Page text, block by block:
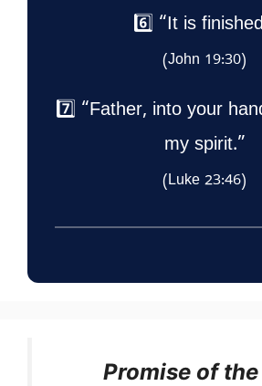
6️⃣ “It is
(John 19:30)
7️⃣ “Father, into your
my spirit.”
(Luke 23:46)
Promise of the